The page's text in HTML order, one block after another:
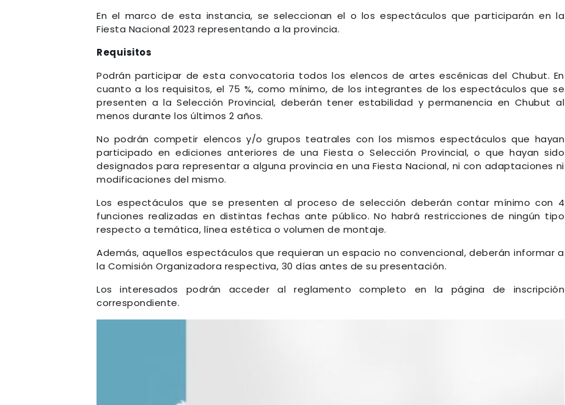
En el marco de esta instancia, se seleccionan el o los espectáculos que participarán en la
Fiesta Nacional 2023 representando a la provincia.
Requisitos
Podrán participar de esta convocatoria todos los elencos de artes escénicas del Chubut. En
cuanto a los requisitos, el 75 %, como mínimo, de los integrantes de los espectáculos que se
presenten a la Selección Provincial, deberán tener estabilidad y permanencia en Chubut al
menos durante los últimos 2 años.
No podrán competir elencos y/o grupos teatrales con los mismos espectáculos que hayan
participado en ediciones anteriores de una Fiesta o Selección Provincial, o que hayan sido
designados para representar a alguna provincia en una Fiesta Nacional, ni con adaptaciones ni
modificaciones del mismo.
Los espectáculos que se presenten al proceso de selección deberán contar mínimo con 4
funciones realizadas en distintas fechas ante público. No habrá restricciones de ningún tipo
respecto a temática, línea estética o volumen de montaje.
Además, aquellos espectáculos que requieran un espacio no convencional, deberán informar a
la Comisión Organizadora respectiva, 30 días antes de su presentación.
Los interesados podrán acceder al reglamento completo en la página de inscripción
correspondiente.